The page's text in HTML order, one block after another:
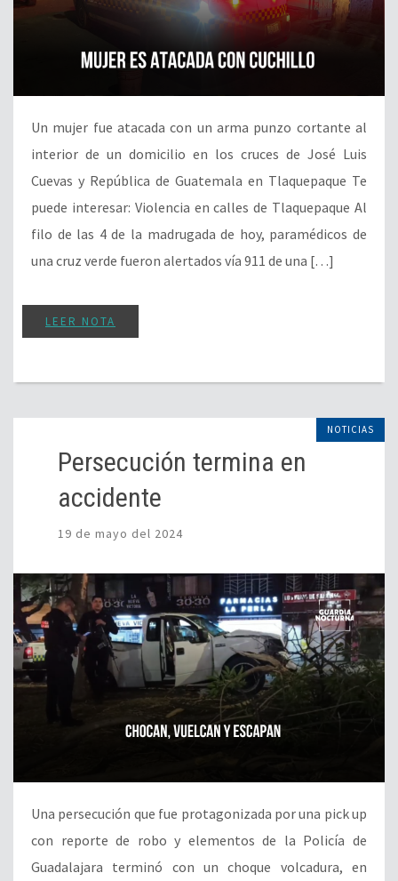
Un mujer fue atacada con un arma punzo cortante al
interior de un domicilio en los cruces de José Luis
Cuevas y República de Guatemala en Tlaquepaque Te
puede interesar: Violencia en calles de Tlaquepaque Al
filo de las 4 de la madrugada de hoy, paramédicos de
una cruz verde fueron alertados vía 911 de una […]
LEER NOTA
NOTICIAS
Persecución termina en
accidente
19 de mayo del 2024
Una persecución que fue protagonizada por una pick up
con reporte de robo y elementos de la Policía de
Guadalajara terminó con un choque volcadura, en